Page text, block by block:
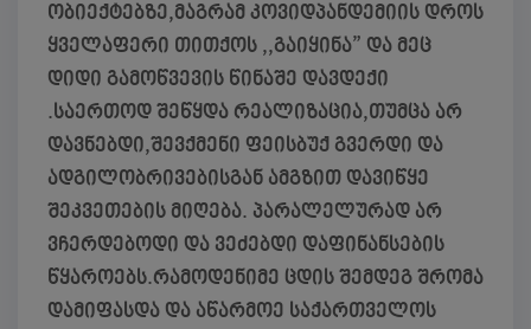
ობიექტებზე,მაგრამ კოვიდპანდემიის დროს
ყველაფერი თითქოს ,,გაიყინა” და მეც
დიდი გამოწვევის წინაშე დავდექი
.საერთოდ შეწყდა რეალიზაცია,თუმცა არ
დავნებდი,შევქმენი ფეისბუქ გვერდი და
ადგილობრივებისგან ამგზით დავიწყე
შეკვეთების მიღება. პარალელურად არ
ვჩერდებოდი და ვეძებდი დაფინანსების
წყაროებს.რამოდენიმე ცდის შემდეგ შრომა
დამიფასდა და აწარმოე საქართველოს